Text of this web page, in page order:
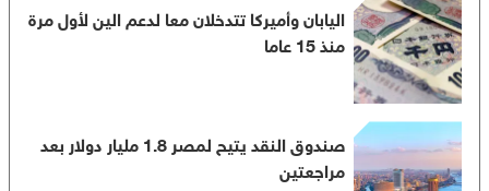
اليابان وأميركا تتدخلان معا لدعم الين لأول مرة
منذ 15 عاما
صندوق النقد يتيح لمصر 1.8 مليار دولار بعد
مراجعتين